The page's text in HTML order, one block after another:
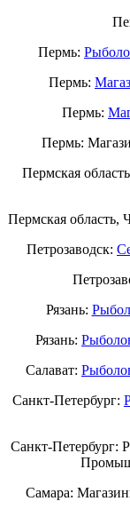
Пермь:
Пермь:
Пермь:
Пермь:
Пермская
Пермская область,
Петрозаводск:
Рязань:
Рязань:
Салават:
Санкт-Петербург:
Санкт-Петербург:
Самара: